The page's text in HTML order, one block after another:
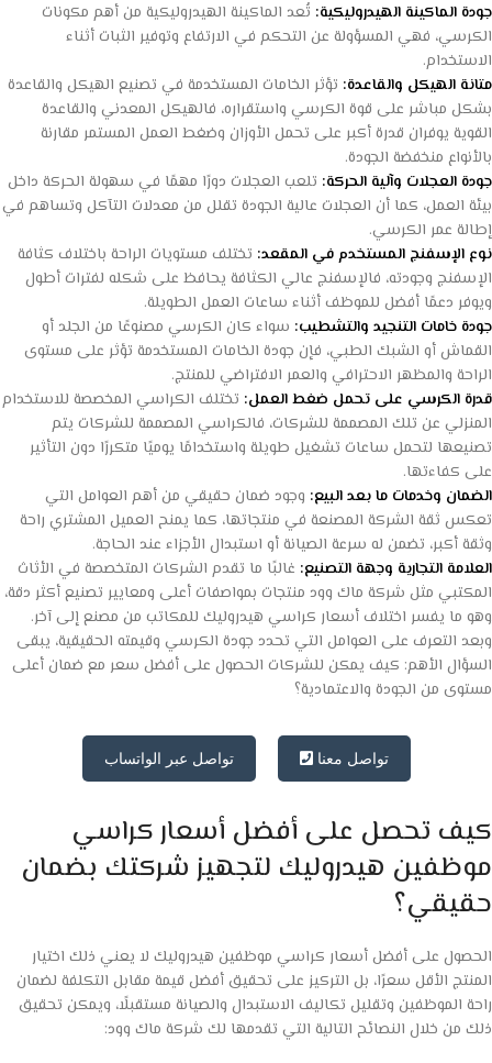
جودة الماكينة الهيدروليكية: تُعد الماكينة الهيدروليكية من أهم مكونات
الكرسي، فهي المسؤولة عن التحكم في الارتفاع وتوفير الثبات أثناء
الاستخدام.
متانة الهيكل والقاعدة: تؤثر الخامات المستخدمة في تصنيع الهيكل والقاعدة
بشكل مباشر على قوة الكرسي واستقراره، فالهيكل المعدني والقاعدة
القوية يوفران قدرة أكبر على تحمل الأوزان وضغط العمل المستمر مقارنة
بالأنواع منخفضة الجودة.
جودة العجلات وآلية الحركة: تلعب العجلات دورًا مهمًا في سهولة الحركة داخل
بيئة العمل، كما أن العجلات عالية الجودة تقلل من معدلات التآكل وتساهم في
إطالة عمر الكرسي.
نوع الإسفنج المستخدم في المقعد: تختلف مستويات الراحة باختلاف كثافة
الإسفنج وجودته، فالإسفنج عالي الكثافة يحافظ على شكله لفترات أطول
ويوفر دعمًا أفضل للموظف أثناء ساعات العمل الطويلة.
جودة خامات التنجيد والتشطيب: سواء كان الكرسي مصنوعًا من الجلد أو
القماش أو الشبك الطبي، فإن جودة الخامات المستخدمة تؤثر على مستوى
الراحة والمظهر الاحترافي والعمر الافتراضي للمنتج.
قدرة الكرسي على تحمل ضغط العمل: تختلف الكراسي المخصصة للاستخدام
المنزلي عن تلك المصممة للشركات، فالكراسي المصممة للشركات يتم
تصنيعها لتحمل ساعات تشغيل طويلة واستخدامًا يوميًا متكررًا دون التأثير
على كفاءتها.
الضمان وخدمات ما بعد البيع: وجود ضمان حقيقي من أهم العوامل التي
تعكس ثقة الشركة المصنعة في منتجاتها، كما يمنح العميل المشتري راحة
وثقة أكبر، تضمن له سرعة الصيانة أو استبدال الأجزاء عند الحاجة.
العلامة التجارية وجهة التصنيع: غالبًا ما تقدم الشركات المتخصصة في الأثاث
المكتبي مثل شركة ماك وود منتجات بمواصفات أعلى ومعايير تصنيع أكثر دقة،
وهو ما يفسر اختلاف أسعار كراسي هيدروليك للمكاتب من مصنع إلى آخر.
وبعد التعرف على العوامل التي تحدد جودة الكرسي وقيمته الحقيقية، يبقى
السؤال الأهم: كيف يمكن للشركات الحصول على أفضل سعر مع ضمان أعلى
مستوى من الجودة والاعتمادية؟
تواصل معنا تواصل عبر الواتساب
كيف تحصل على أفضل أسعار كراسي
موظفين هيدروليك لتجهيز شركتك بضمان
حقيقي؟
الحصول على أفضل أسعار كراسي موظفين هيدروليك لا يعني ذلك اختيار
المنتج الأقل سعرًا، بل التركيز على تحقيق أفضل قيمة مقابل التكلفة لضمان
راحة الموظفين وتقليل تكاليف الاستبدال والصيانة مستقبلًا، ويمكن تحقيق
ذلك من خلال النصائح التالية التي تقدمها لك شركة ماك وود: